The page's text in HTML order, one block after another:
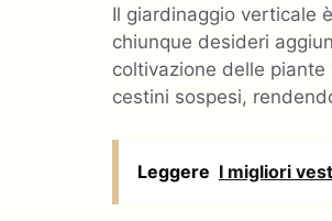
Il giardinaggio verticale
chiunque desideri
coltivazione delle
cestini sospesi,
Leggere I migliori